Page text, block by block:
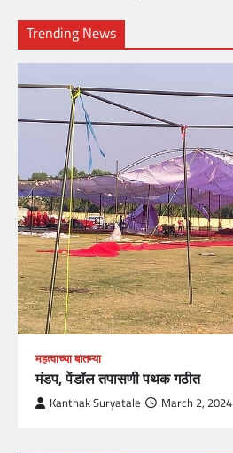
Trending News
महत्वाच्या बातम्या
मंडप, पेंडॉल तपासणी पथक गठीत
Kanthak Suryatale March 2, 2024